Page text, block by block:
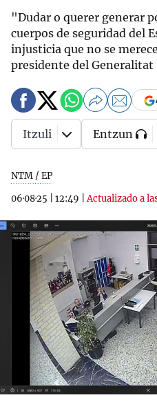
"Dudar o querer generar
cuerpos de seguridad del
injusticia que no se
presidente del Generalitat
NTM / EP
06·08·25
12:49 |Actualizado a
Itzuli Entzun